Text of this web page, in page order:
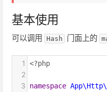
基本使用
可以调用 Hash 门面上的
1 <?php
2
3
namespace